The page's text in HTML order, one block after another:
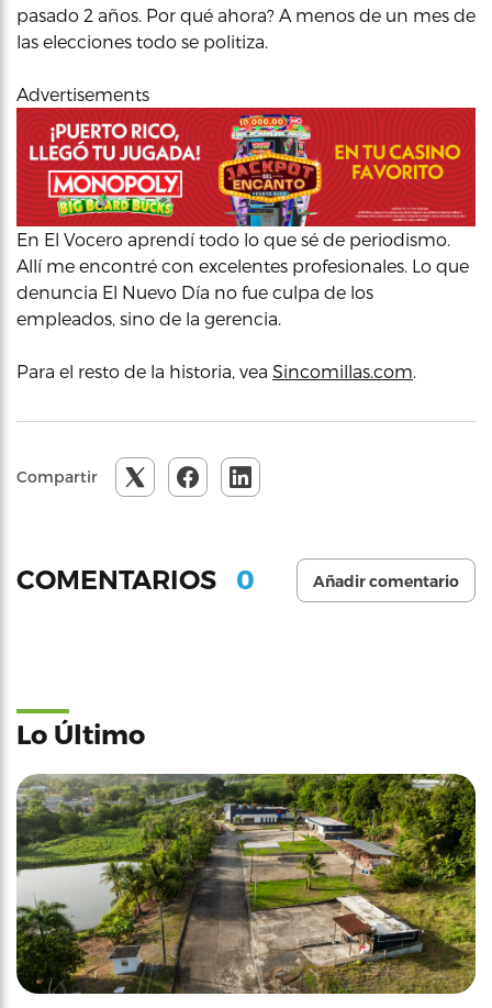
pasado 2 años. Por qué ahora? A menos de un mes de
las elecciones todo se politiza.
Advertisements
En El Vocero aprendí todo lo que sé de periodismo.
Allí me encontré con excelentes profesionales. Lo que
denuncia El Nuevo Día no fue culpa de los
empleados, sino de la gerencia.
Para el resto de la historia, vea Sincomillas.com
Compartir
COMENTARIOS 0 Añadir comentario
Lo Último